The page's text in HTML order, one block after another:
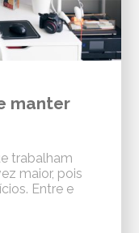
manter
trabalham
maior, pois
Entre e